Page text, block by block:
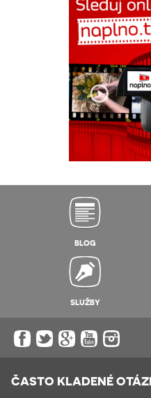
BLOG
SLUŽBY
ČASTO KLADENÉ